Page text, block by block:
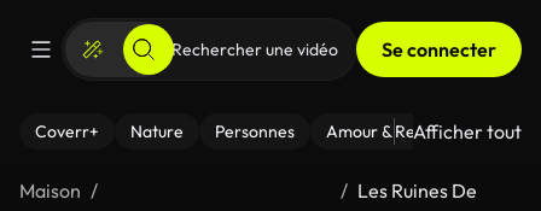
Se connecter
Coverr+ Nature Personnes Amour & Relations Le
Afficher tout
Maison
Les Ruines De